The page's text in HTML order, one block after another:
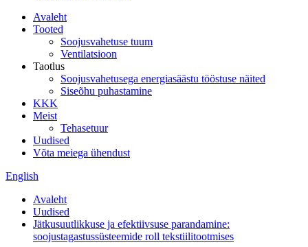
Avaleht
Tooted
Soojusvahetuse tuum
Ventilatsioon
Taotlus
Soojusvahetusega energiasäästu tööstuse näited
Siseõhu puhastamine
KKK
Meist
Tehasetuur
Uudised
Võta meiega ühendust
English
Avaleht
Uudised
Jätkusuutlikkuse ja efektiivsuse parandamine:
soojustagastussüsteemide roll tekstiilitootmises